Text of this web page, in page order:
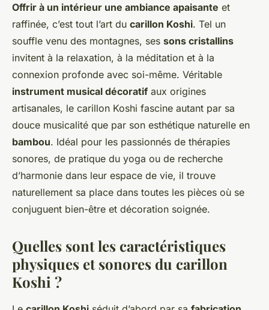
Offrir à un intérieur une ambiance apaisante et
raffinée, c’est tout l’art du carillon Koshi. Tel un
souffle venu des montagnes, ses sons cristallins
invitent à la relaxation, à la méditation et à la
connexion profonde avec soi-même. Véritable
instrument musical décoratif aux origines
artisanales, le carillon Koshi fascine autant par sa
douce musicalité que par son esthétique naturelle en
bambou. Idéal pour les passionnés de thérapies
sonores, de pratique du yoga ou de recherche
d’harmonie dans leur espace de vie, il trouve
naturellement sa place dans toutes les pièces où se
conjuguent bien-être et décoration soignée.
Quelles sont les caractéristiques
physiques et sonores du carillon
Koshi ?